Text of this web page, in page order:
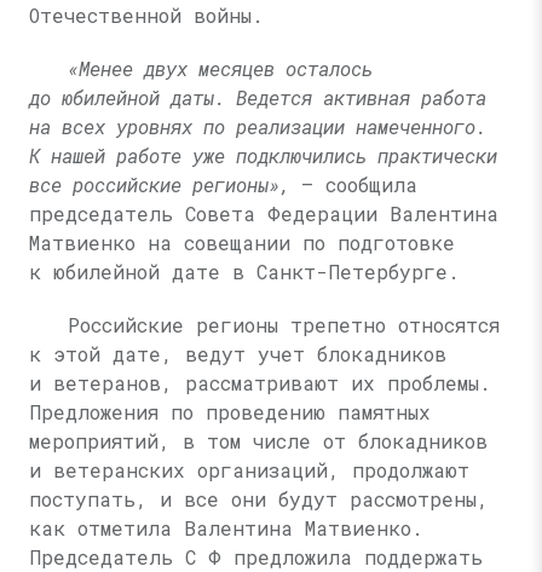
Отечественной войны.
«Менее двух месяцев осталось
до юбилейной даты. Ведется активная работа
на всех уровнях по реализации намеченного.
К нашей работе уже подключились практически
все российские регионы», — сообщила
председатель Совета Федерации Валентина
Матвиенко на совещании по подготовке
к юбилейной дате в Санкт-Петербурге.
Российские регионы трепетно относятся
к этой дате, ведут учет блокадников
и ветеранов, рассматривают их проблемы.
Предложения по проведению памятных
мероприятий, в том числе от блокадников
и ветеранских организаций, продолжают
поступать, и все они будут рассмотрены,
как отметила Валентина Матвиенко.
Председатель С Ф предложила поддержать